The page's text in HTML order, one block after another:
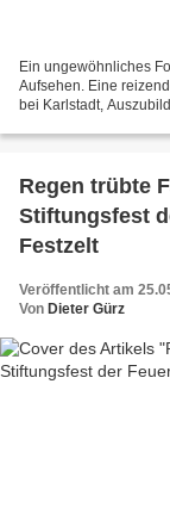
Ein ungewöhnliches
Aufsehen. Eine
bei Karlstadt,
Regen trübte
Stiftungsfest
Festzelt
Veröffentlicht am
Von Dieter Gürz